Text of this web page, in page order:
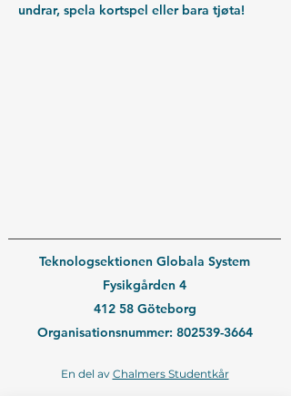
undrar, spela kortspel eller bara tjøta!
Teknologsektionen Globala System
Fysikgården 4
412 58 Göteborg
Organisationsnummer: 802539-3664
En del av Chalmers Studentkår